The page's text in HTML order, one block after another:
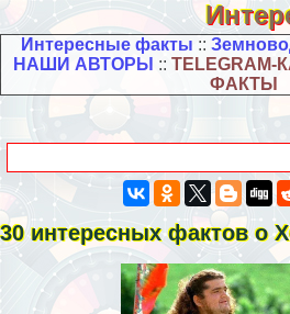
Интересные факты ::
НАШИ АВТОРЫ ::
ФАКТЫ
30 интересных фактов о